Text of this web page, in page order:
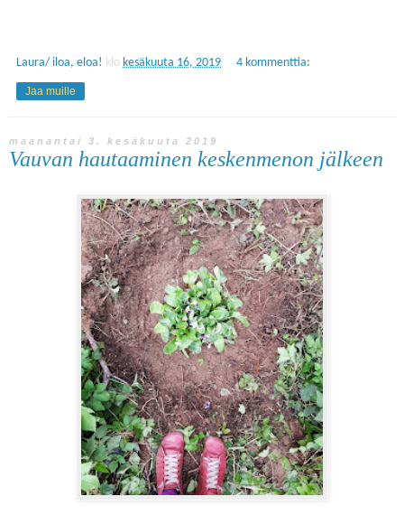
Laura/ iloa, eloa! klo kesäkuuta 16, 2019 4 kommenttia:
Jaa muille
maanantai 3. kesäkuuta 2019
Vauvan hautaaminen keskenmenon jälkeen